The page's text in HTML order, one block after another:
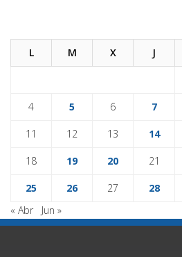
L M X J
4 5 6 7
11 12 13 14
18 19 20 21
25 26 27 28
« Abr
Jun »